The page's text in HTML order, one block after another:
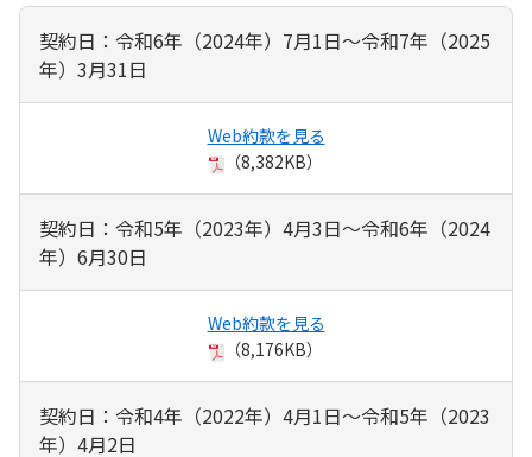
契約日：令和6年（2024年）7月1日～令和7年（2025
年）3月31日
Web約款を見る
（8,382KB）
契約日：令和5年（2023年）4月3日～令和6年（2024
年）6月30日
Web約款を見る
（8,176KB）
契約日：令和4年（2022年）4月1日～令和5年（2023
年）4月2日